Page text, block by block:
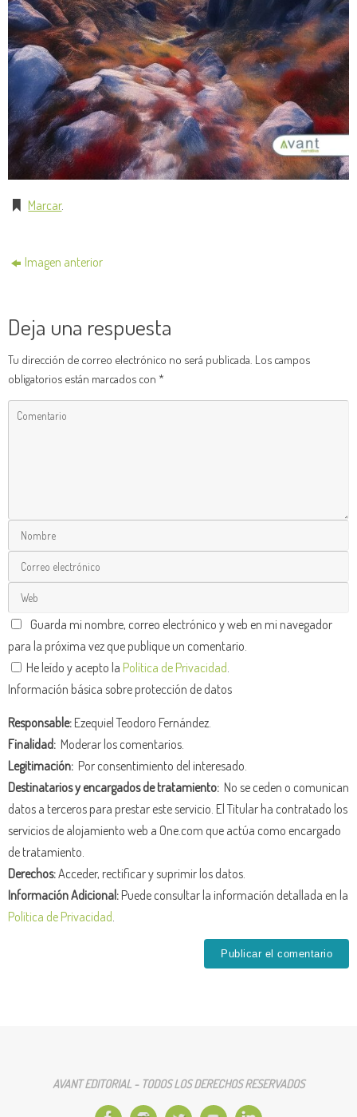
Marcar.
Imagen anterior
Deja una respuesta
Tu dirección de correo electrónico no será publicada. Los campos
obligatorios están marcados con *
Guarda mi nombre, correo electrónico y web en mi navegador
para la próxima vez que publique un comentario.
He leído y acepto la Política de Privacidad
Información básica sobre protección de datos
Responsable:Ezequiel Teodoro Fernández.
Finalidad: Moderar los comentarios.
Legitimación: Por consentimiento del interesado.
Destinatarios y encargados de tratamiento: No se ceden o comunican
datos a terceros para prestar este servicio. El Titular ha contratado los
servicios de alojamiento web a One.com que actúa como encargado
de tratamiento.
Derechos:Acceder, rectificar y suprimir los datos.
Información Adicional:Puede consultar la información detallada en la
Política de Privacidad
AVANT EDITORIAL - TODOS LOS DERECHOS RESERVADOS